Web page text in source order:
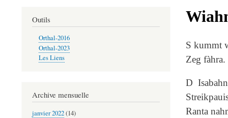
S kummt
Zeg
D
Ranta
Outils
Orthal-2016
Orthal-2023
Les Liens
Archive mensuelle
janvier 2022(14)